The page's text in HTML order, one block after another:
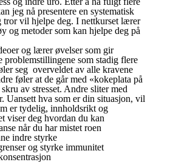
jeg nå presentere en systematisk
vil hjelpe deg. I nettkurset lærer
og metoder som kan hjelpe deg på
og lærer øvelser som gir
problemstillingene som stadig flere
seg overveldet av alle kravene
føler at de går med «kokeplata på
av stresset. Andre sliter med
Uansett hva som er din situasjon, vil
er tydelig, innholdsrikt og
viser deg hvordan du kan
når du har mistet roen
indre styrke
og styrke immunitet